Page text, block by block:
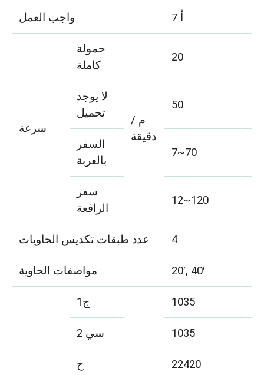
واجب العمل
أ 7
سرعة
حمولة
كاملة
م /
دقيقة
20
لا يوجد
تحميل
50
السفر
بالعربة
7~70
سفر
الرافعة
12~120
عدد طبقات تكديس الحاويات
4
مواصفات الحاوية
20′, 40′
ج1
1035
سي 2
1035
ح
22420